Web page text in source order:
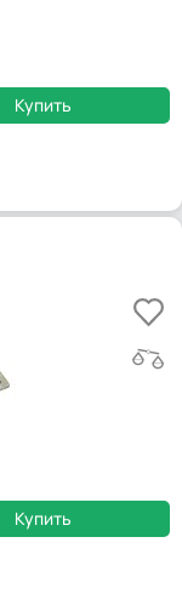
Купить
Купить